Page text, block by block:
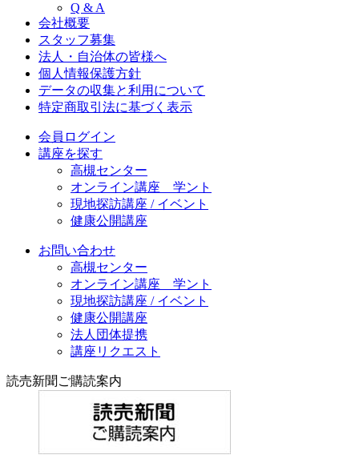
Q & A
会社概要
スタッフ募集
法人・自治体の皆様へ
個人情報保護方針
データの収集と利用について
特定商取引法に基づく表示
会員ログイン
講座を探す
高槻センター
オンライン講座 学ント
現地探訪講座 / イベント
健康公開講座
お問い合わせ
高槻センター
オンライン講座 学ント
現地探訪講座 / イベント
健康公開講座
法人団体提携
講座リクエスト
読売新聞ご購読案内